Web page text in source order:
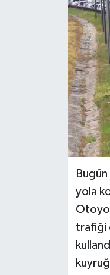
yola
trafiği